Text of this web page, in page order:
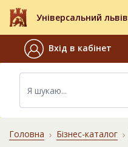
Універсальний
Вхід в кабінет
Головна Бізнес-каталог